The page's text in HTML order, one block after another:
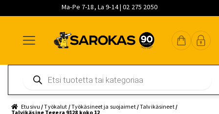
Ma-Pe 7-18, La 9-14 | 02 275 2050
navigointiin
sisältöön
pääsisältöön
search
Etusivu /Työkalut /Työkäsineet ja suojaimet/Talvikäsineet/
Talvikäsine Tegera 9128 koko 12